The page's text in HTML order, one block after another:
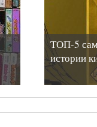
ТОП-5
истории